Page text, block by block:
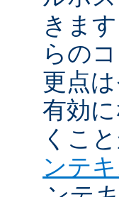
きま
らの
更点
有効
くこ
ンテ